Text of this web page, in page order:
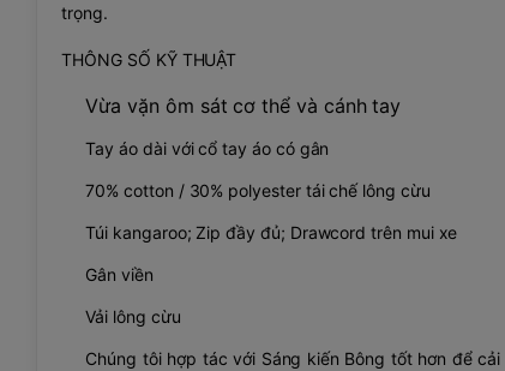
trọng.
THÔNG SỐ KỸ THUẬT
Vừa vặn ôm sát cơ thể và cánh tay
Tay áo dài với cổ tay áo có gân
70% cotton / 30% polyester tái chế lông cừu
Túi kangaroo; Zip đầy đủ; Drawcord trên mui xe
Gân viền
Vải lông cừu
Chúng tôi hợp tác với Sáng kiến Bông tốt hơn để cải